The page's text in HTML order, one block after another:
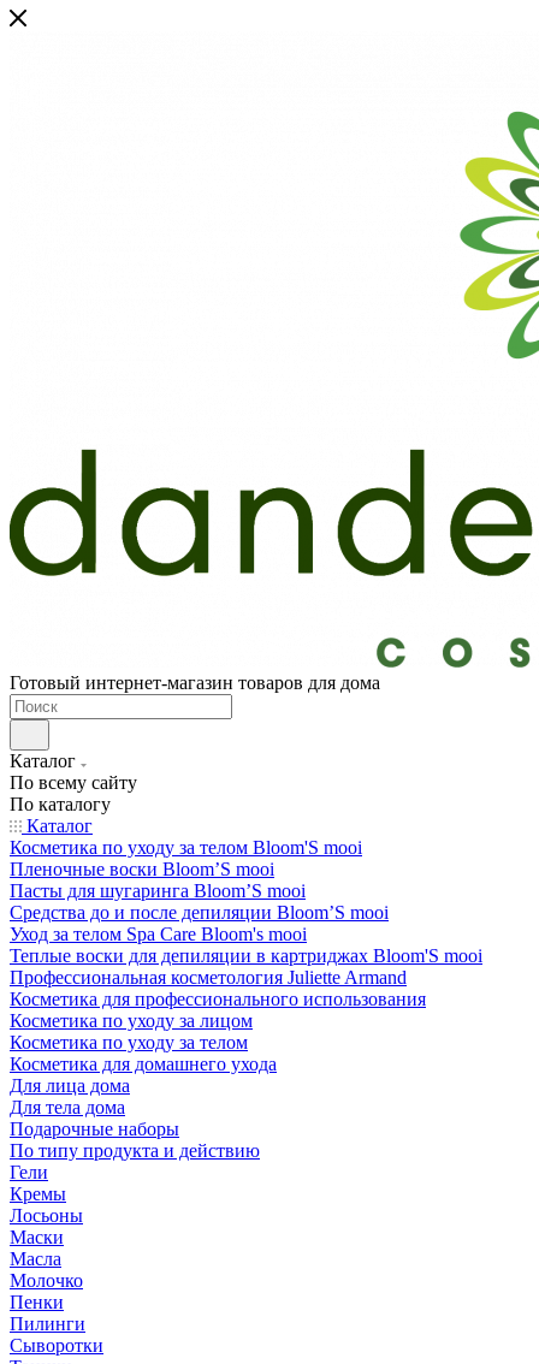
Готовый интернет-магазин товаров для дома
Каталог
По всему сайту
По каталогу
Каталог
Косметика по уходу за телом Bloom'S mooi
Пленочные воски Bloom’S mooi
Пасты для шугаринга Bloom’S mooi
Средства до и после депиляции Bloom’S mooi
Уход за телом Spa Care Bloom's mooi
Теплые воски для депиляции в картриджах Bloom'S mooi
Профессиональная косметология Juliette Armand
Косметика для профессионального использования
Косметика по уходу за лицом
Косметика по уходу за телом
Косметика для домашнего ухода
Для лица дома
Для тела дома
Подарочные наборы
По типу продукта и действию
Гели
Кремы
Лосьоны
Маски
Масла
Молочко
Пенки
Пилинги
Сыворотки